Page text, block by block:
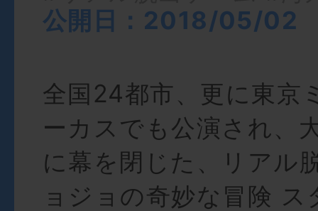
公開日：2018/05/02
全国24都市、更に東京
ーカスでも公演され、
に幕を閉じた、リアル
ョジョの奇妙な冒険 ス